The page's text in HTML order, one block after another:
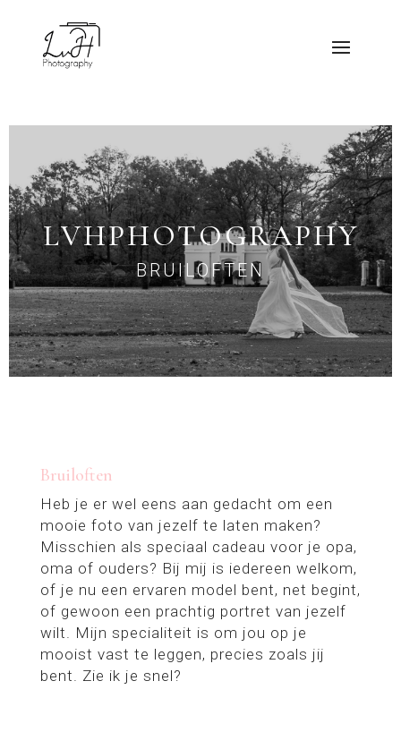
LVHPHOTOGRAPHY
BRUILOFTEN
Bruiloften
Heb je er wel eens aan gedacht om een
mooie foto van jezelf te laten maken?
Misschien als speciaal cadeau voor je opa,
oma of ouders? Bij mij is iedereen welkom,
of je nu een ervaren model bent, net begint,
of gewoon een prachtig portret van jezelf
wilt. Mijn specialiteit is om jou op je
mooist vast te leggen, precies zoals jij
bent. Zie ik je snel?